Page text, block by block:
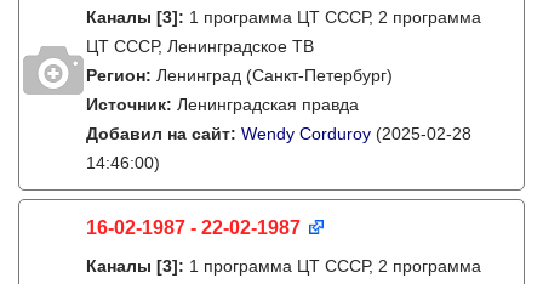
Каналы [3]: 1 программа ЦТ СССР, 2 программа
ЦТ СССР, Ленинградское ТВ
Регион: Ленинград (Санкт-Петербург)
Источник: Ленинградская правда
Добавил на сайт: Wendy Corduroy (2025-02-28
14:46:00)
16-02-1987 - 22-02-1987
Каналы [3]: 1 программа ЦТ СССР, 2 программа